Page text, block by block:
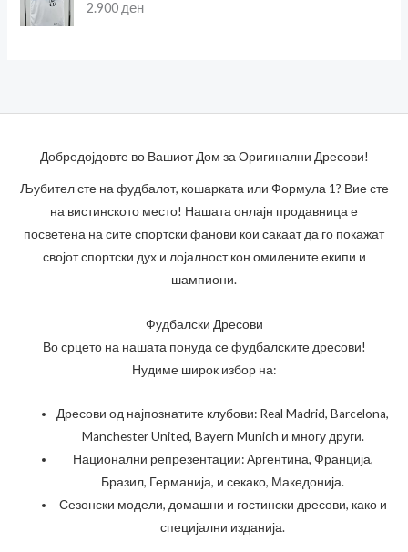
2.900 ден
Добредојдовте во Вашиот Дом за Оригинални Дресови!
Љубител сте на фудбалот, кошарката или Формула 1? Вие сте
на вистинското место! Нашата онлајн продавница е
посветена на сите спортски фанови кои сакаат да го покажат
својот спортски дух и лојалност кон омилените екипи и
шампиони.
Фудбалски Дресови
Во срцето на нашата понуда се фудбалските дресови!
Нудиме широк избор на:
Дресови од најпознатите клубови: Real Madrid, Barcelona,
Manchester United, Bayern Munich и многу други.
Национални репрезентации: Аргентина, Франција,
Бразил, Германија, и секако, Македонија.
Сезонски модели, домашни и гостински дресови, како и
специјални изданија.